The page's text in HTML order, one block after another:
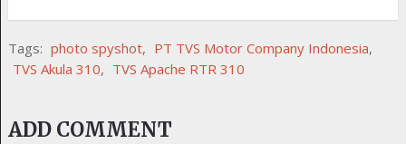
Tags: photo spyshot, PT TVS Motor Company Indonesia,
TVS Akula 310, TVS Apache RTR 310
ADD COMMENT